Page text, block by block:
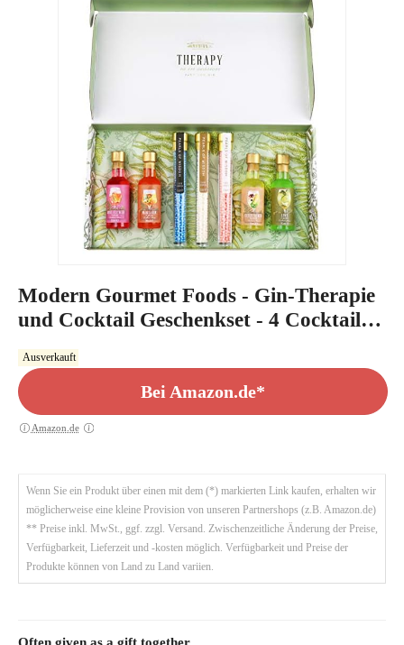
Modern Gourmet Foods - Gin-Therapie
und Cocktail Geschenkset - 4 Cocktail
Mischer - Essbare Perlen-Garnitur -
Cocktail-Set
Ausverkauft
Bei Amazon.de*
Amazon.de
Wenn Sie ein Produkt über einen mit dem (*) markierten Link kaufen, erhalten wir
möglicherweise eine kleine Provision von unseren Partnershops (z.B. Amazon.de)
** Preise inkl. MwSt., ggf. zzgl. Versand. Zwischenzeitliche Änderung der Preise,
Verfügbarkeit, Lieferzeit und -kosten möglich. Verfügbarkeit und Preise der
Produkte können von Land zu Land variien.